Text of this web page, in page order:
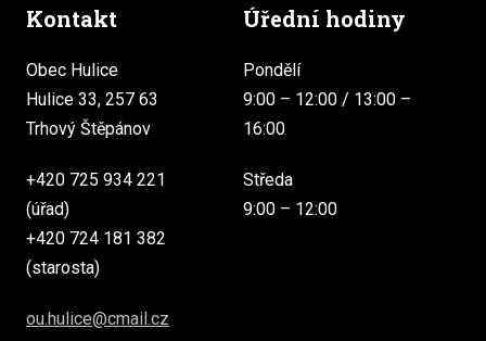
Kontakt
Obec Hulice
Hulice 33, 257 63
Trhový Štěpánov
+420 725 934 221
(úřad)
+420 724 181 382
(starosta)
ou.hulice@cmail.cz
Úřední hodiny
Pondělí
9:00 – 12:00 / 13:00 –
16:00
Středa
9:00 – 12:00